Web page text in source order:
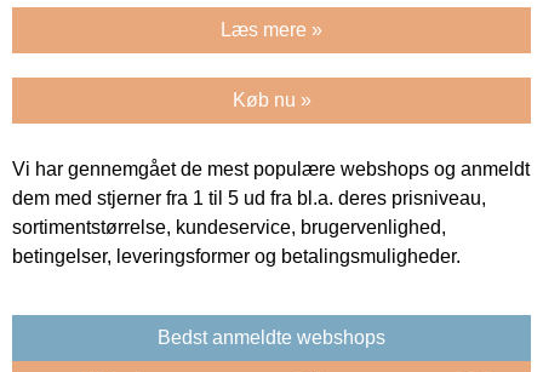
Læs mere »
Køb nu »
Vi har gennemgået de mest populære webshops og anmeldt
dem med stjerner fra 1 til 5 ud fra bl.a. deres prisniveau,
sortimentstørrelse, kundeservice, brugervenlighed,
betingelser, leveringsformer og betalingsmuligheder.
Bedst anmeldte webshops